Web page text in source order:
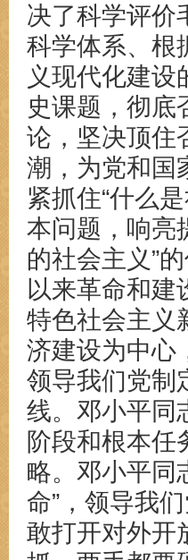
决了科学评价
科学体系、根
义现代化建
史课题，彻底
论，坚决顶住
潮，为党和国
紧抓住“什么
本问题，响亮
的社会主义”
以来革命和建
特色社会主义
济建设为中心
领导我们党制
线。邓小平同
阶段和根本任
略。邓小平同
命”，领导我
敢打开对外开